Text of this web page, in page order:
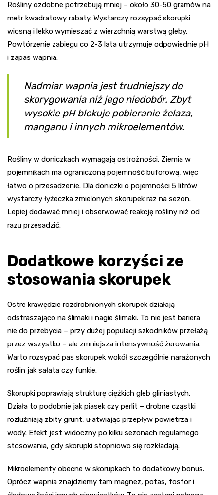
Rośliny ozdobne potrzebują mniej – około 30-50 gramów na
metr kwadratowy rabaty. Wystarczy rozsypać skorupki
wiosną i lekko wymieszać z wierzchnią warstwą gleby.
Powtórzenie zabiegu co 2-3 lata utrzymuje odpowiednie pH
i zapas wapnia.
Nadmiar wapnia jest trudniejszy do
skorygowania niż jego niedobór. Zbyt
wysokie pH blokuje pobieranie żelaza,
manganu i innych mikroelementów.
Rośliny w doniczkach wymagają ostrożności. Ziemia w
pojemnikach ma ograniczoną pojemność buforową, więc
łatwo o przesadzenie. Dla doniczki o pojemności 5 litrów
wystarczy łyżeczka zmielonych skorupek raz na sezon.
Lepiej dodawać mniej i obserwować reakcję rośliny niż od
razu przesadzić.
Dodatkowe korzyści ze
stosowania skorupek
Ostre krawędzie rozdrobnionych skorupek działają
odstraszająco na ślimaki i nagie ślimaki. To nie jest bariera
nie do przebycia – przy dużej populacji szkodników przełażą
przez wszystko – ale zmniejsza intensywność żerowania.
Warto rozsypać pas skorupek wokół szczególnie narażonych
roślin jak sałata czy funkie.
Skorupki poprawiają strukturę ciężkich gleb gliniastych.
Działa to podobnie jak piasek czy perlit – drobne cząstki
rozluźniają zbity grunt, ułatwiając przepływ powietrza i
wody. Efekt jest widoczny po kilku sezonach regularnego
stosowania, gdy skorupki stopniowo się rozkładają.
Mikroelementy obecne w skorupkach to dodatkowy bonus.
Oprócz wapnia znajdziemy tam magnez, potas, fosfor i